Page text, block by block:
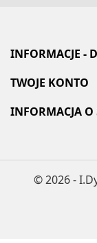
INFORMACJE -
TWOJE KONTO
INFORMACJA O
© 2026 -